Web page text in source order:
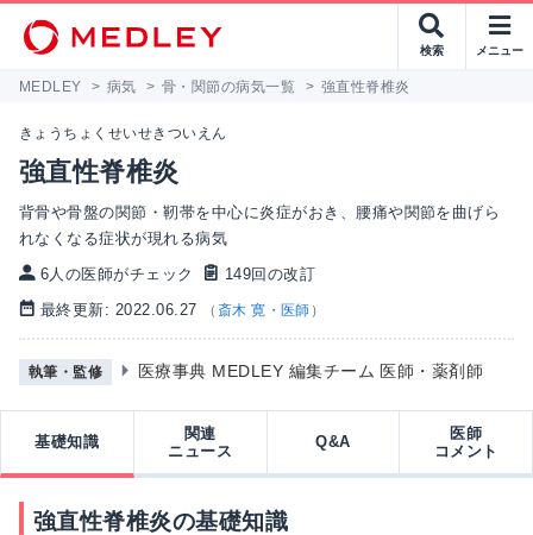
検索 メニュー
MEDLEY > 病気 > 骨・関節の病気一覧 > 強直性脊椎炎
きょうちょくせいせきついえん
強直性脊椎炎
背骨や骨盤の関節・靭帯を中心に炎症がおき、腰痛や関節を曲げら
れなくなる症状が現れる病気
6人の医師がチェック
149回の改訂
最終更新: 2022.06.27
（ 斎木 寛・医師 ）
執筆・監修 医療事典 MEDLEY 編集チーム 医師・薬剤師
基礎知識
関連
ニュース
Q&A
医師
コメント
強直性脊椎炎の基礎知識